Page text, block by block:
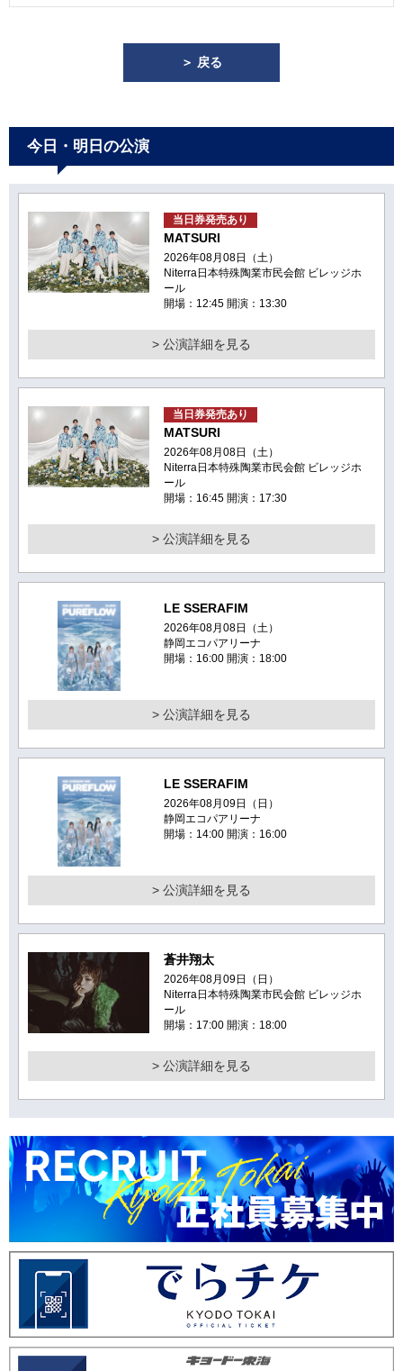
＞ 戻る
今日・明日の公演
当日券発売あり
MATSURI
2026年08月08日（土）
Niterra日本特殊陶業市民会館 ビレッジホ
ール
開場：12:45 開演：13:30
> 公演詳細を見る
当日券発売あり
MATSURI
2026年08月08日（土）
Niterra日本特殊陶業市民会館 ビレッジホ
ール
開場：16:45 開演：17:30
> 公演詳細を見る
LE SSERAFIM
2026年08月08日（土）
静岡エコパアリーナ
開場：16:00 開演：18:00
> 公演詳細を見る
LE SSERAFIM
2026年08月09日（日）
静岡エコパアリーナ
開場：14:00 開演：16:00
> 公演詳細を見る
蒼井翔太
2026年08月09日（日）
Niterra日本特殊陶業市民会館 ビレッジホ
ール
開場：17:00 開演：18:00
> 公演詳細を見る